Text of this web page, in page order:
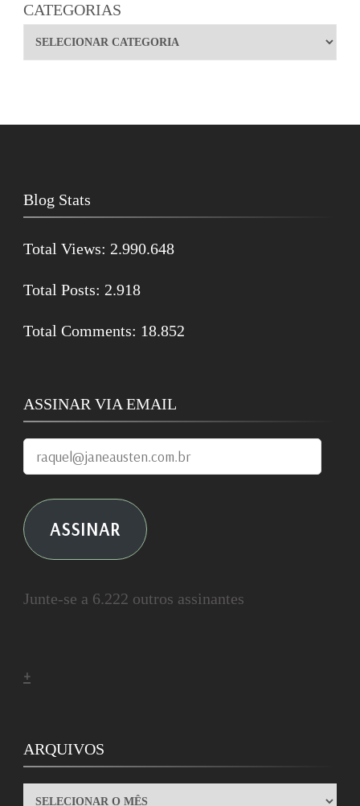
CATEGORIAS
Blog Stats
Total Views: 2.990.648
Total Posts: 2.918
Total Comments: 18.852
ASSINAR VIA EMAIL
raquel@janeausten.com.br
ASSINAR
Junte-se a 6.222 outros assinantes
+
ARQUIVOS
ARQUIVOS